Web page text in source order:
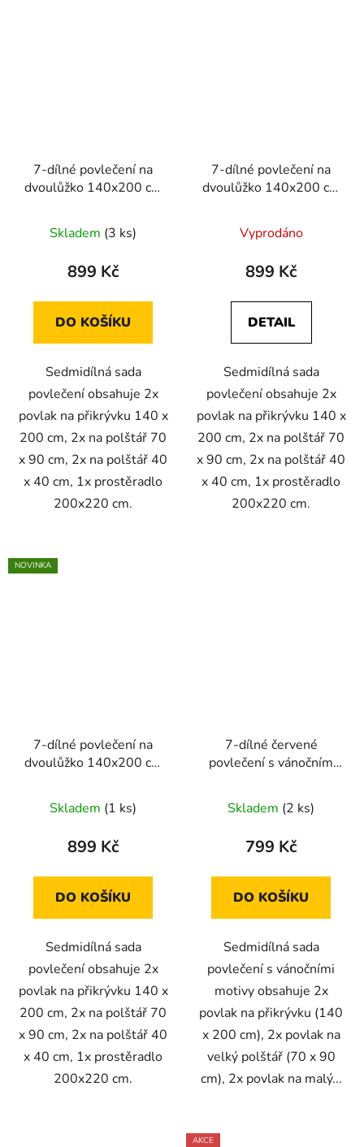
7-dílné povlečení na
dvoulůžko 140x200 cm
Skladem (3 ks)
899 Kč
DO KOŠÍKU
Sedmidílná sada
povlečení obsahuje 2x
povlak na přikrývku 140 x
200 cm, 2x na polštář 70
x 90 cm, 2x na polštář 40
x 40 cm, 1x prostěradlo
200x220 cm.
7-dílné povlečení na
dvoulůžko 140x200 cm
Vyprodáno
899 Kč
DETAIL
Sedmidílná sada
povlečení obsahuje 2x
povlak na přikrývku 140 x
200 cm, 2x na polštář 70
x 90 cm, 2x na polštář 40
x 40 cm, 1x prostěradlo
200x220 cm.
NOVINKA
7-dílné povlečení na
dvoulůžko 140x200 cm
Skladem (1 ks)
899 Kč
DO KOŠÍKU
Sedmidílná sada
povlečení obsahuje 2x
povlak na přikrývku 140 x
200 cm, 2x na polštář 70
x 90 cm, 2x na polštář 40
x 40 cm, 1x prostěradlo
200x220 cm.
7-dílné červené
povlečení s vánočním
Skladem (2 ks)
799 Kč
DO KOŠÍKU
Sedmidílná sada
povlečení s vánočními
motivy obsahuje 2x
povlak na přikrývku (140
x 200 cm), 2x povlak na
velký polštář (70 x 90
cm), 2x povlak na malý...
AKCE